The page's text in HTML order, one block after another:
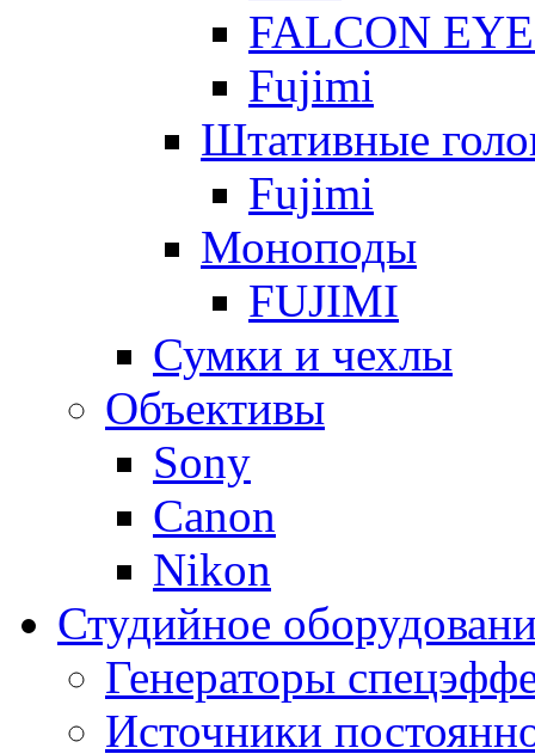
FALCON
Fujimi
Штативные
Fujimi
Моноподы
FUJIMI
Сумки и чехлы
Объективы
Sony
Canon
Nikon
Студийное
Генераторы
Источники